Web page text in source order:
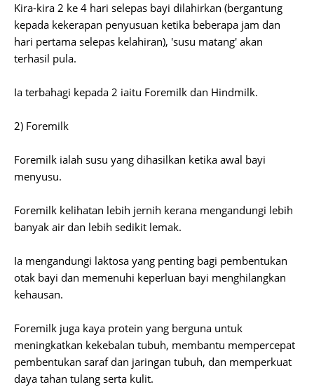
Kira-kira 2 ke 4 hari selepas bayi dilahirkan (bergantung
kepada kekerapan penyusuan ketika beberapa jam dan
hari pertama selepas kelahiran), 'susu matang' akan
terhasil pula.
Ia terbahagi kepada 2 iaitu Foremilk dan Hindmilk.
2) Foremilk
Foremilk ialah susu yang dihasilkan ketika awal bayi
menyusu.
Foremilk kelihatan lebih jernih kerana mengandungi lebih
banyak air dan lebih sedikit lemak.
Ia mengandungi laktosa yang penting bagi pembentukan
otak bayi dan memenuhi keperluan bayi menghilangkan
kehausan.
Foremilk juga kaya protein yang berguna untuk
meningkatkan kekebalan tubuh, membantu mempercepat
pembentukan saraf dan jaringan tubuh, dan memperkuat
daya tahan tulang serta kulit.